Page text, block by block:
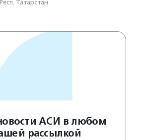
Респ. Татарстан
АСИ в любом
рассылкой